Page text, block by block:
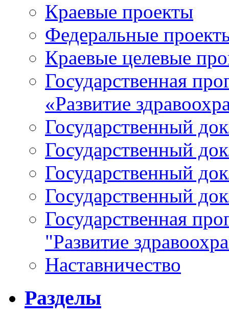
Краевые проекты
Федеральные
Краевые целевые
Государственная
«Развитие
Государственный
Государственный
Государственный
Государственный
Государственная
"Развитие
Наставничество
Разделы